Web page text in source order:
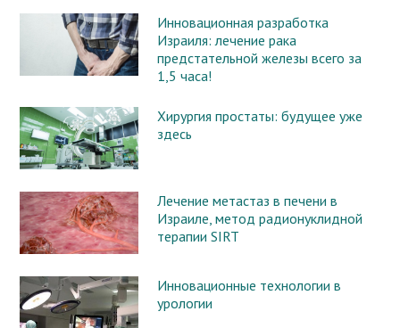
Инновационная разработка
Израиля: лечение рака
предстательной железы всего за
1,5 часа!
Хирургия простаты: будущее уже
здесь
Лечение метастаз в печени в
Израиле, метод радионуклидной
терапии SIRT
Инновационные технологии в
урологии